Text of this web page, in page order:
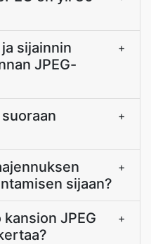
sijainnin
JPEG-
+
+
sijaan?
+
JPEG
+